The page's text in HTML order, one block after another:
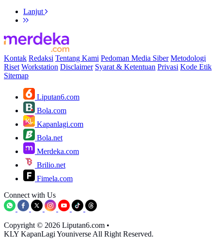
Lanjut
Kontak Redaksi Tentang Kami Pedoman Media Siber Metodologi
Riset Workstation Disclaimer Syarat & Ketentuan Privasi Kode Etik
Sitemap
Liputan6.com
Bola.com
Kapanlagi.com
Bola.net
Merdeka.com
Brilio.net
Fimela.com
Connect with Us
Copyright © 2026 Liputan6.com •
KLY KapanLagi Youniverse All Right Reserved.